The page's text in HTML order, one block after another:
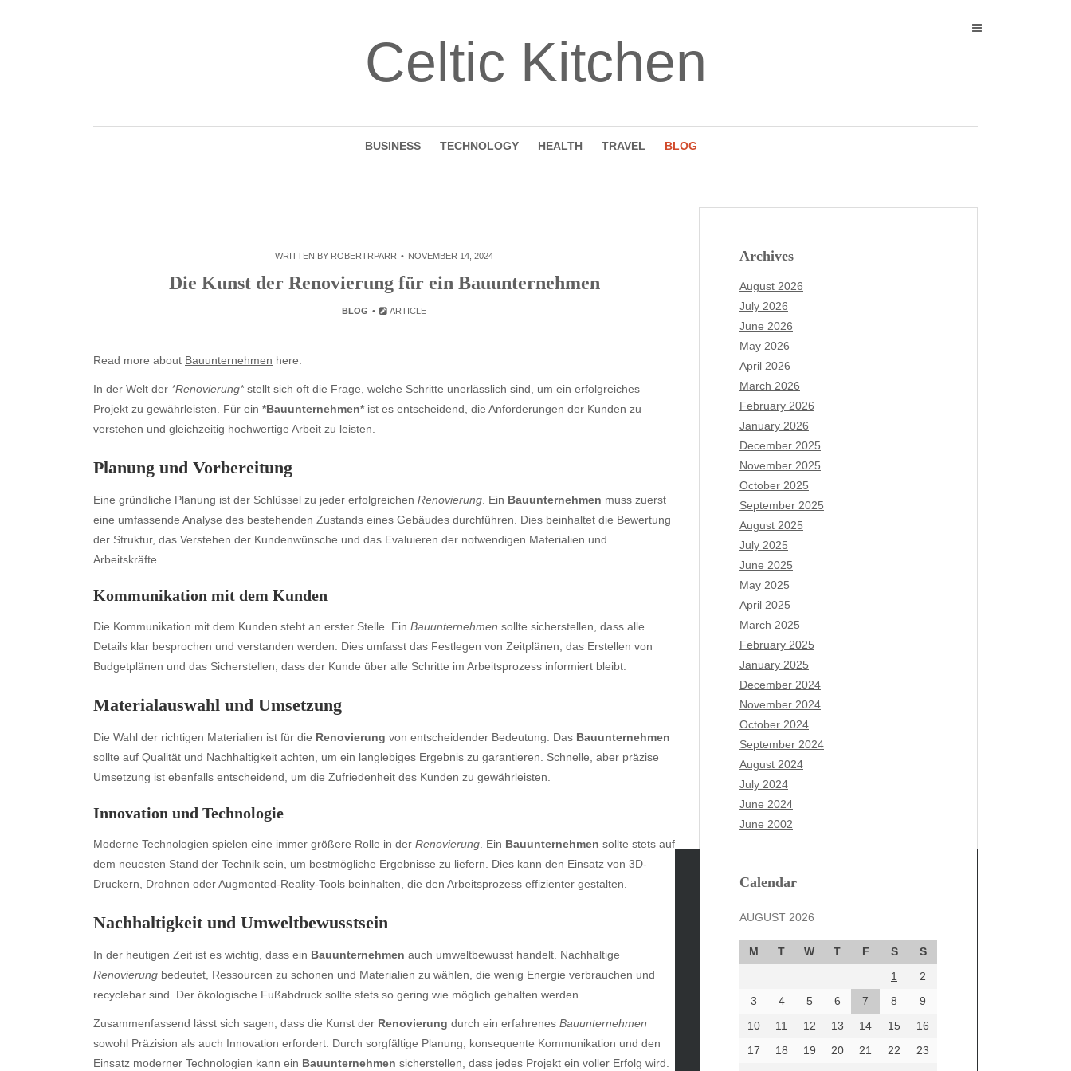
Celtic Kitchen
BUSINESS TECHNOLOGY HEALTH TRAVEL BLOG
WRITTEN BY ROBERTRPARR NOVEMBER 14, 2024
Die Kunst der Renovierung für ein Bauunternehmen
BLOG ARTICLE
Read more about Bauunternehmen here.
In der Welt der *Renovierung*stellt sich oft die Frage, welche Schritte unerlässlich sind, um ein erfolgreiches
Projekt zu gewährleisten. Für ein *Bauunternehmen*ist es entscheidend, die Anforderungen der Kunden zu
verstehen und gleichzeitig hochwertige Arbeit zu leisten.
Planung und Vorbereitung
Eine gründliche Planung ist der Schlüssel zu jeder erfolgreichen Renovierung . Ein Bauunternehmen muss zuerst
eine umfassende Analyse des bestehenden Zustands eines Gebäudes durchführen. Dies beinhaltet die Bewertung
der Struktur, das Verstehen der Kundenwünsche und das Evaluieren der notwendigen Materialien und
Arbeitskräfte.
Kommunikation mit dem Kunden
Die Kommunikation mit dem Kunden steht an erster Stelle. Ein Bauunternehmen sollte sicherstellen, dass alle
Details klar besprochen und verstanden werden. Dies umfasst das Festlegen von Zeitplänen, das Erstellen von
Budgetplänen und das Sicherstellen, dass der Kunde über alle Schritte im Arbeitsprozess informiert bleibt.
Materialauswahl und Umsetzung
Die Wahl der richtigen Materialien ist für die Renovierung von entscheidender Bedeutung. Das Bauunternehmen
sollte auf Qualität und Nachhaltigkeit achten, um ein langlebiges Ergebnis zu garantieren. Schnelle, aber präzise
Umsetzung ist ebenfalls entscheidend, um die Zufriedenheit des Kunden zu gewährleisten.
Innovation und Technologie
Moderne Technologien spielen eine immer größere Rolle in der Renovierung . Ein Bauunternehmen sollte stets auf
dem neuesten Stand der Technik sein, um bestmögliche Ergebnisse zu liefern. Dies kann den Einsatz von 3D-
Druckern, Drohnen oder Augmented-Reality-Tools beinhalten, die den Arbeitsprozess effizienter gestalten.
Nachhaltigkeit und Umweltbewusstsein
In der heutigen Zeit ist es wichtig, dass ein Bauunternehmen auch umweltbewusst handelt. Nachhaltige
Renovierung bedeutet, Ressourcen zu schonen und Materialien zu wählen, die wenig Energie verbrauchen und
recyclebar sind. Der ökologische Fußabdruck sollte stets so gering wie möglich gehalten werden.
Zusammenfassend lässt sich sagen, dass die Kunst der Renovierung durch ein erfahrenes Bauunternehmen
sowohl Präzision als auch Innovation erfordert. Durch sorgfältige Planung, konsequente Kommunikation und den
Einsatz moderner Technologien kann ein Bauunternehmen sicherstellen, dass jedes Projekt ein voller Erfolg wird.
Archives
August 2026
July 2026
June 2026
May 2026
April 2026
March 2026
February 2026
January 2026
December 2025
November 2025
October 2025
September 2025
August 2025
July 2025
June 2025
May 2025
April 2025
March 2025
February 2025
January 2025
December 2024
November 2024
October 2024
September 2024
August 2024
July 2024
June 2024
June 2002
Calendar
AUGUST 2026
M T W T F S
S
1
2
3
4 5 6 7 8
9
10
11 12 13 14 15
16
17
18 19 20 21 22
23
August 2026
July 2026
June 2026
May 2026
Automotive
beauty
Blog
blogs
Entertainment